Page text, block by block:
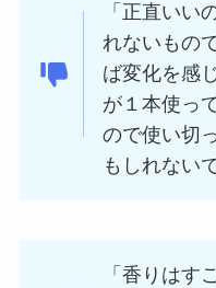
「正直いい
れないもの
ば変化を感
が１本使っ
ので使い切
もしれない
「香りはす